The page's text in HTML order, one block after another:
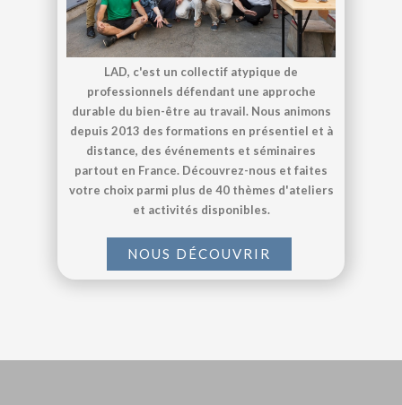
LAD, c'est un collectif atypique de
professionnels défendant une approche
durable du bien-être au travail. Nous animons
depuis 2013 des formations en présentiel et à
distance, des événements et séminaires
partout en France. Découvrez-nous et faites
votre choix parmi plus de 40 thèmes d'ateliers
et activités disponibles.
NOUS DÉCOUVRIR